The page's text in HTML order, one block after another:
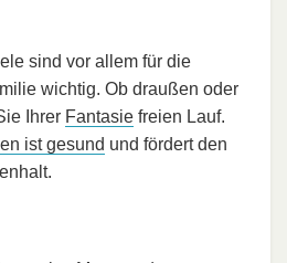
sind vor allem für die
wichtig. Ob draußen oder
Ihrer Fantasie freien Lauf.
ist gesund und fördert den